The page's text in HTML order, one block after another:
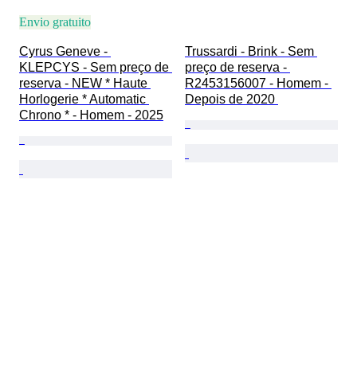
Envio gratuito
Cyrus Geneve -
KLEPCYS - Sem preço de
reserva - NEW * Haute
Horlogerie * Automatic
Chrono * - Homem - 2025
Trussardi - Brink - Sem
preço de reserva -
R2453156007 - Homem -
Depois de 2020